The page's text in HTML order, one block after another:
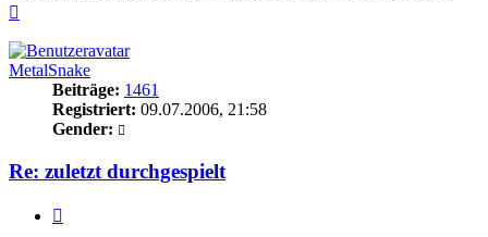
MetalSnake
Beiträge: 1461
Registriert: 09.07.2006, 21:58
Gender:
Re: zuletzt durchgespielt